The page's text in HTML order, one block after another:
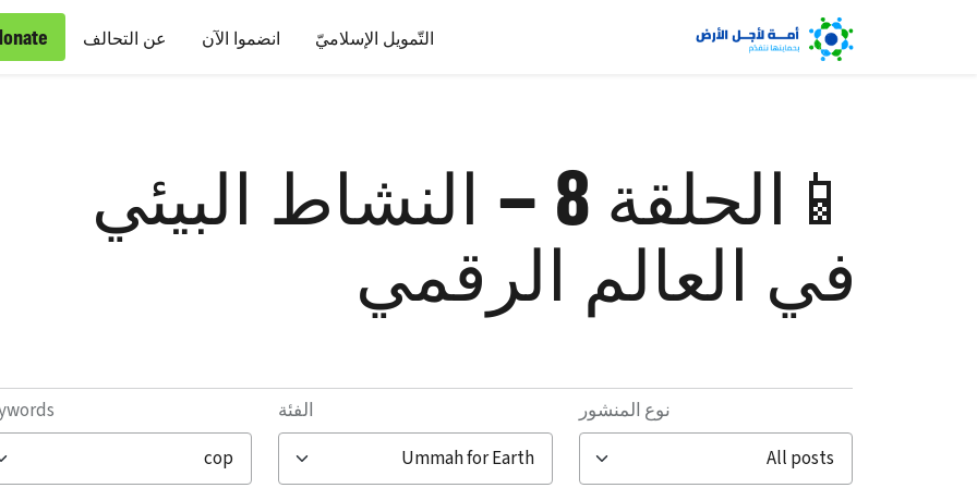
التّمويل الإسلاميّ انضموا الآن عن التحالف
📱الحلقة 8 – النشاط البيئي
في العالم الرقمي
نوع المنشور الفئة